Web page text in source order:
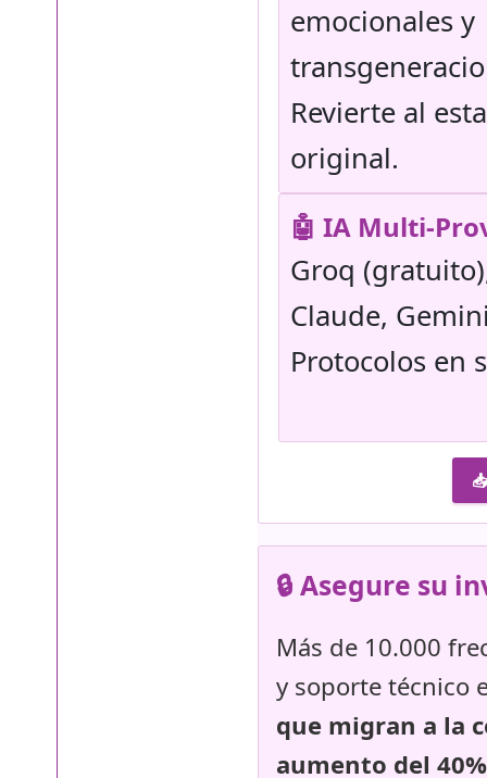
emocionales y
Revierte al
original.
🤖 IA Multi-
Groq
Claude,
Protocolos en
🔒 Asegure su
Más de 10.000
y soporte técnico
que migran a la
aumento del